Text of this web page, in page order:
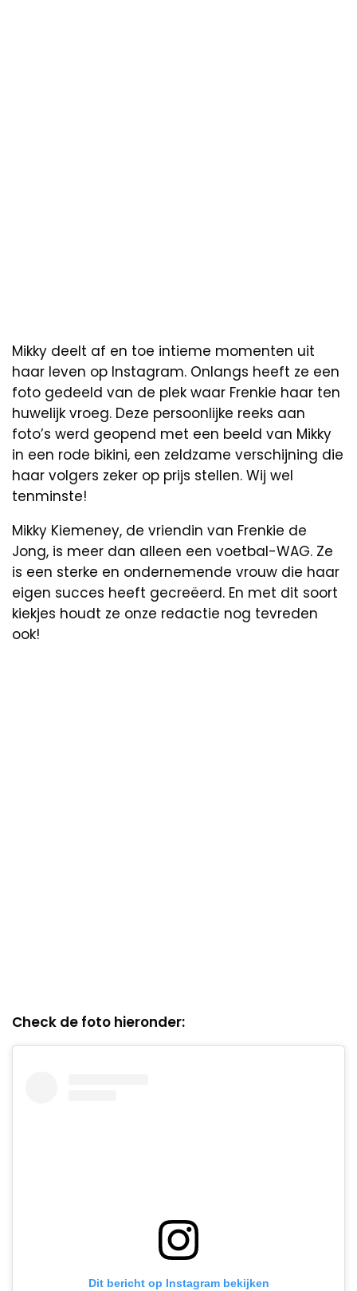
Mikky deelt af en toe intieme momenten uit
haar leven op Instagram. Onlangs heeft ze een
foto gedeeld van de plek waar Frenkie haar ten
huwelijk vroeg. Deze persoonlijke reeks aan
foto’s werd geopend met een beeld van Mikky
in een rode bikini, een zeldzame verschijning die
haar volgers zeker op prijs stellen. Wij wel
tenminste!
Mikky Kiemeney, de vriendin van Frenkie de
Jong, is meer dan alleen een voetbal-WAG. Ze
is een sterke en ondernemende vrouw die haar
eigen succes heeft gecreëerd. En met dit soort
kiekjes houdt ze onze redactie nog tevreden
ook!
Check de foto hieronder:
Dit bericht op Instagram bekijken